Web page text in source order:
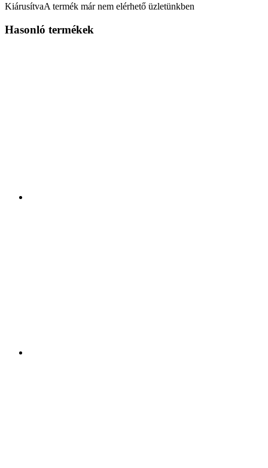
KiárusítvaA termék már nem elérhető üzletünkben
Hasonló termékek